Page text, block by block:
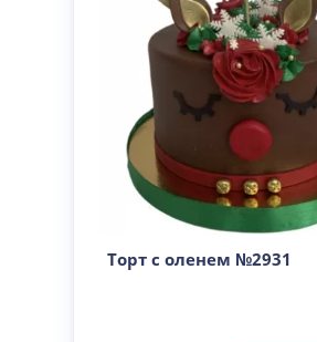
Торт с оленем №2931